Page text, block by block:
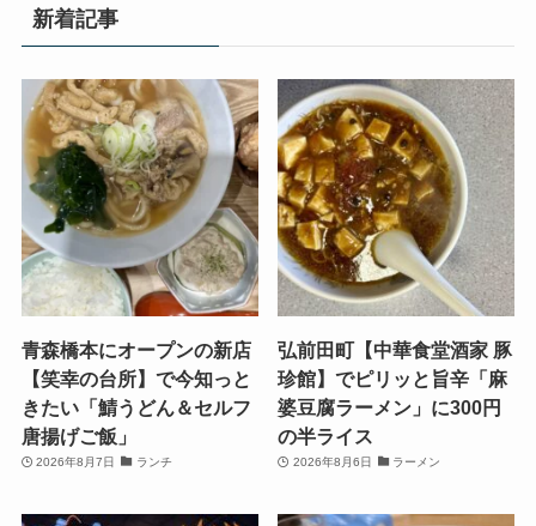
新着記事
青森橋本にオープンの新店
【笑幸の台所】で今知っと
きたい「鯖うどん＆セルフ
唐揚げご飯」
2026年8月7日 ランチ
弘前田町【中華食堂酒家 豚
珍館】でピリッと旨辛「麻
婆豆腐ラーメン」に300円
の半ライス
2026年8月6日 ラーメン